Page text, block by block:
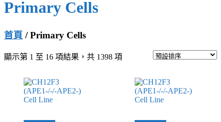
Primary Cells
首頁 / Primary Cells
顯示第 1 至 16 項結果，共 1398 項